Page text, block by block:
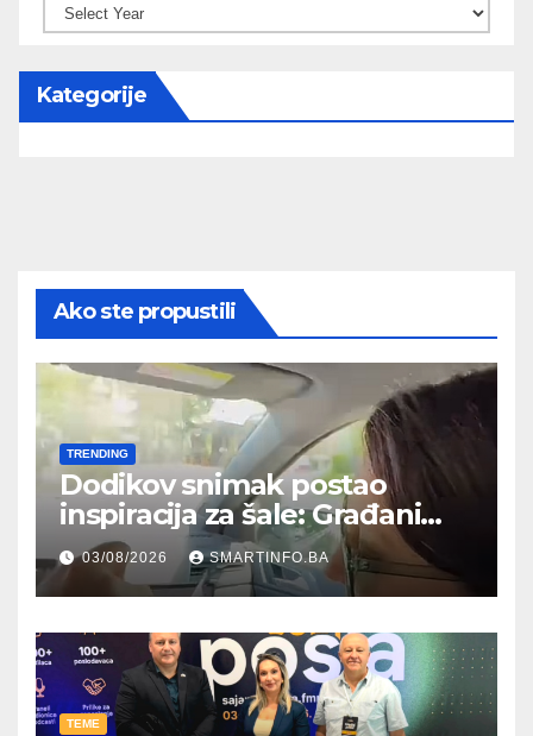
Kategorije
Ako ste propustili
TRENDING
Dodikov snimak postao
inspiracija za šale: Građani
kroz parodiju poslali poruku
03/08/2026 SMARTINFO.BA
TEME